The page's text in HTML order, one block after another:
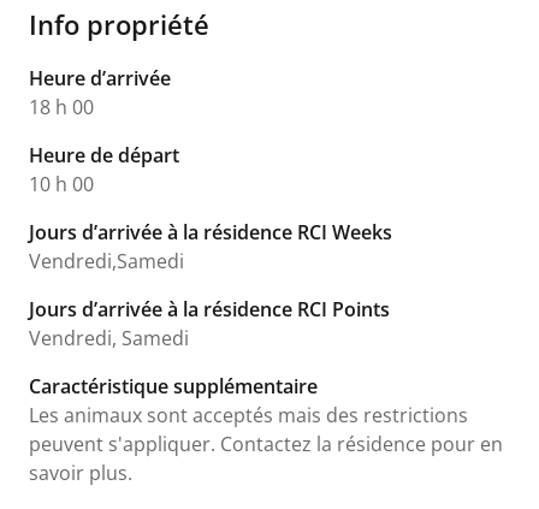
Info propriété
Heure d’arrivée
18 h 00
Heure de départ
10 h 00
Jours d’arrivée à la résidence RCI Weeks
Vendredi,Samedi
Jours d’arrivée à la résidence RCI Points
Vendredi, Samedi
Caractéristique supplémentaire
Les animaux sont acceptés mais des restrictions
peuvent s'appliquer. Contactez la résidence pour en
savoir plus.